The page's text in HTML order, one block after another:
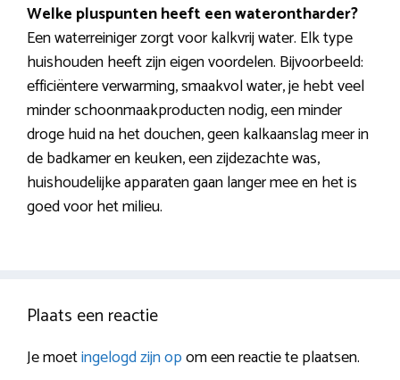
Welke pluspunten heeft een waterontharder?
Een waterreiniger zorgt voor kalkvrij water. Elk type
huishouden heeft zijn eigen voordelen. Bijvoorbeeld:
efficiëntere verwarming, smaakvol water, je hebt veel
minder schoonmaakproducten nodig, een minder
droge huid na het douchen, geen kalkaanslag meer in
de badkamer en keuken, een zijdezachte was,
huishoudelijke apparaten gaan langer mee en het is
goed voor het milieu.
Plaats een reactie
Je moetingelogd zijn opom een reactie te plaatsen.